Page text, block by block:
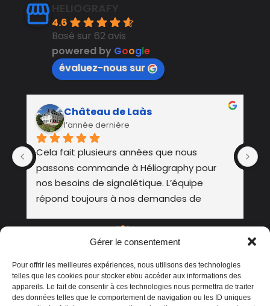
Gérer le consentement
Pour offrir les meilleures expériences, nous utilisons des technologies
telles que les cookies pour stocker et/ou accéder aux informations des
appareils. Le fait de consentir à ces technologies nous permettra de traiter
des données telles que le comportement de navigation ou les ID uniques
HELIOGRAFY
4.6
Basé sur 62 avis
powered by Google
évaluez-nous sur
Château de Laàs
l’année dernière
Cela fait plusieurs années que nous
passons commande à Héliography pour
nos besoins de signalétique. L’équipe
répond toujours à nos demandes de
à l’écoute, très réactifs et savent s’adapter
à nos contraintes. Nous leur faisons
confiance et nous les recommandons
chaleureusement.